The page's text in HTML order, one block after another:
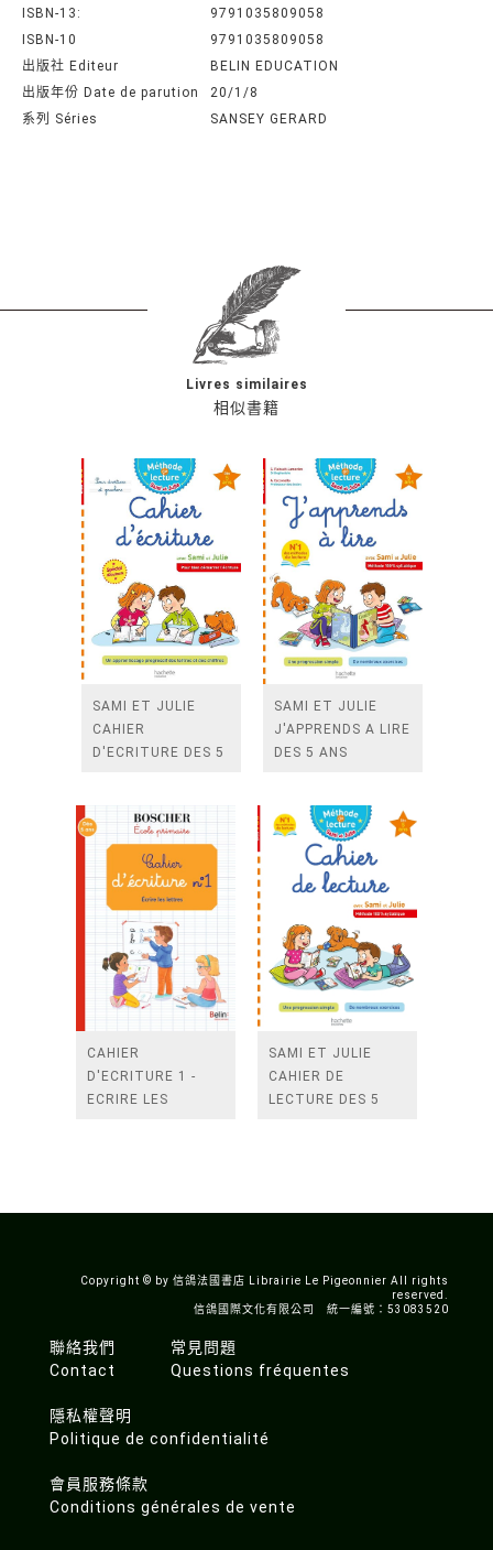
ISBN-13:
9791035809058
ISBN-10
9791035809058
出版社 Editeur
BELIN EDUCATION
出版年份 Date de parution
20/1/8
系列 Séries
SANSEY GERARD
相似書籍
Livres similaires
SAMI ET JULIE
CAHIER
D'ECRITURE DES 5
SAMI ET JULIE
J'APPRENDS A LIRE
DES 5 ANS
CAHIER
D'ECRITURE 1 -
ECRIRE LES
SAMI ET JULIE
CAHIER DE
LECTURE DES 5
Copyright © by 信鴿法國書店 Librairie Le Pigeonnier All rights
reserved.
信鴿國際文化有限公司 統一編號：53083520
聯絡我們
Contact
常見問題
Questions fréquentes
隱私權聲明
Politique de confidentialité
會員服務條款
Conditions générales de vente